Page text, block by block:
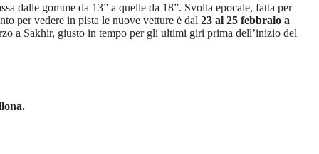
dalle gomme da 13” a quelle da 18”. Svolta epocale, fatta per
per vedere in pista le nuove vetture è dal 23 al 25 febbraio a
a Sakhir, giusto in tempo per gli ultimi giri prima dell’inizio del